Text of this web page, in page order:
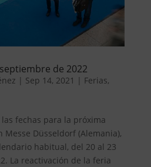
de 2022
| Sep 14, 2021 | Ferias,
fechas para la próxima
Messe Düsseldorf (Alemania),
habitual, del 20 al 23
La reactivación de la feria